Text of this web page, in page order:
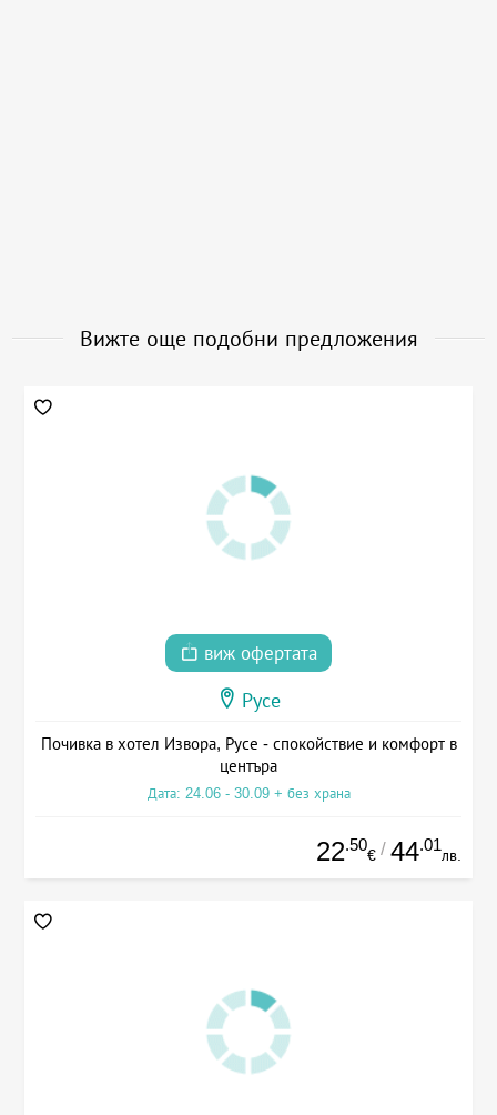
Вижте още подобни предложения
виж офертата
Русе
Почивка в хотел Извора, Русе - спокойствие и комфорт в
центъра
Дата: 24.06 - 30.09 + без храна
22.50
€ / 44.01
лв.